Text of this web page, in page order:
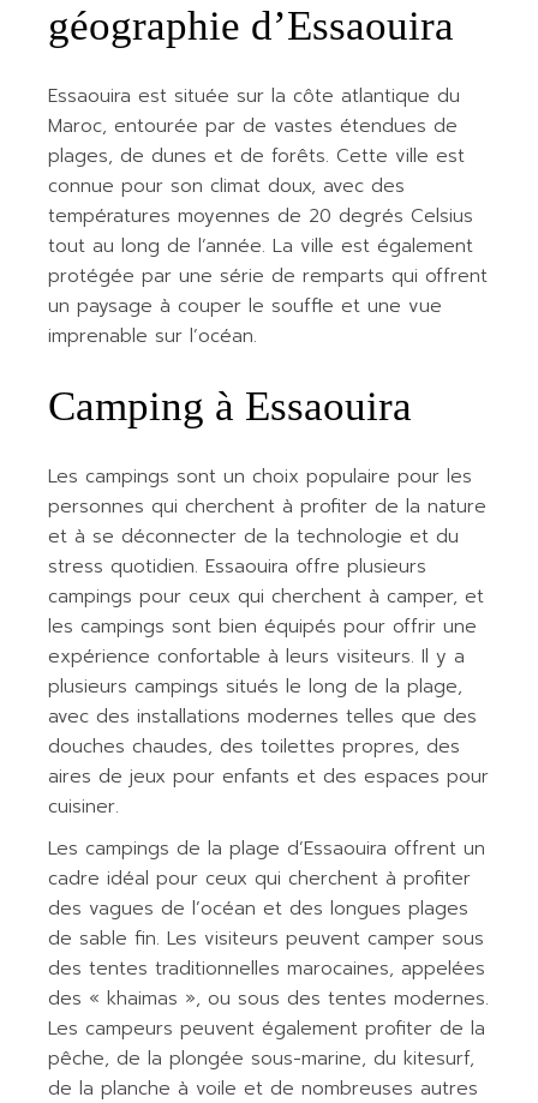
géographie d’Essaouira
Essaouira est située sur la côte atlantique du
Maroc, entourée par de vastes étendues de
plages, de dunes et de forêts. Cette ville est
connue pour son climat doux, avec des
températures moyennes de 20 degrés Celsius
tout au long de l’année. La ville est également
protégée par une série de remparts qui offrent
un paysage à couper le souffle et une vue
imprenable sur l’océan.
Camping à Essaouira
Les campings sont un choix populaire pour les
personnes qui cherchent à profiter de la nature
et à se déconnecter de la technologie et du
stress quotidien. Essaouira offre plusieurs
campings pour ceux qui cherchent à camper, et
les campings sont bien équipés pour offrir une
expérience confortable à leurs visiteurs. Il y a
plusieurs campings situés le long de la plage,
avec des installations modernes telles que des
douches chaudes, des toilettes propres, des
aires de jeux pour enfants et des espaces pour
cuisiner.
Les campings de la plage d’Essaouira offrent un
cadre idéal pour ceux qui cherchent à profiter
des vagues de l’océan et des longues plages
de sable fin. Les visiteurs peuvent camper sous
des tentes traditionnelles marocaines, appelées
des « khaimas », ou sous des tentes modernes.
Les campeurs peuvent également profiter de la
pêche, de la plongée sous-marine, du kitesurf,
de la planche à voile et de nombreuses autres